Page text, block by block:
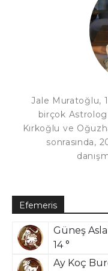
Jale Muratoğlu,
birçok
Kırkoğlu ve
sonrasında,
Efemeris
Güneş
14 °
Ay Koç